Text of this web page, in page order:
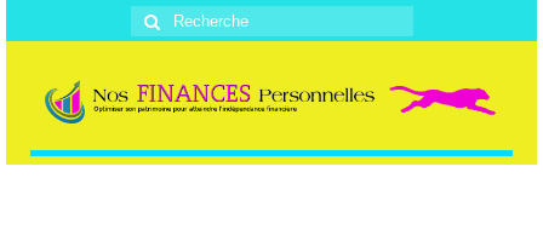
Rechercher
: